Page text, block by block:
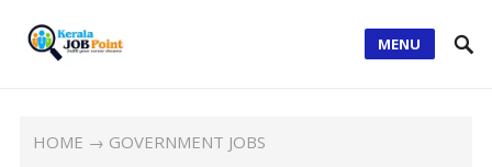
MENU
HOME → GOVERNMENT JOBS